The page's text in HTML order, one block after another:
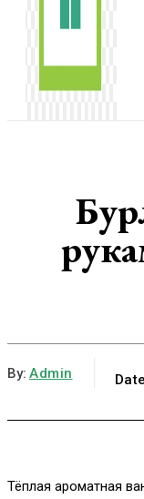
By: Admin
Тёплая ароматная